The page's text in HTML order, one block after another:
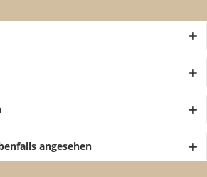
angesehen